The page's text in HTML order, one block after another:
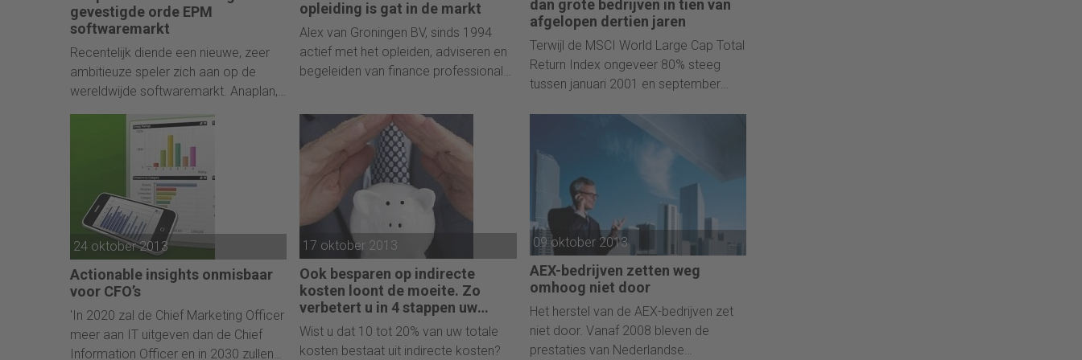
curatorium-expert verbonden is.
curatorium-expert verbonden is.
gevestigde orde EPM
softwaremarkt
Recentelijk diende een nieuwe, zeer
ambitieuze speler zich aan op de
wereldwijde softwaremarkt. Anaplan,
een cloud en in-memory gebaseerd
systeem voor finance & operations
planning, gaat met vol vertrouwen de
strijd aan met gevestigde grote ERP-
leveranciers. Wat onderscheid
Anaplan? Een gesprek met Frederic
Laluyaux (President & CEO) en Marco
van Oosterhout (Managing Director
van Anaplan Benelux).
opleiding is gat in de markt
Alex van Groningen BV, sinds 1994
actief met het opleiden, adviseren en
begeleiden van finance professionals,
schreeuwende behoefte in het
bedrijfsleven. De behoefte aan finance
professionals met sense for business.
De behoefte aan business controllers.
dan grote bedrijven in tien van
afgelopen dertien jaren
Terwijl de MSCI World Large Cap Total
Return Index ongeveer 80% steeg
tussen januari 2001 en september
corresponderende Small-Cap Index in
2007-08 en in 2011 deden zogeheten
large caps het beter dan kleine.
24 oktober 2013
Actionable insights onmisbaar
voor CFO’s
'In 2020 zal de Chief Marketing Officer
meer aan IT uitgeven dan de Chief
Information Officer en in 2030 zullen
17 oktober 2013
Ook besparen op indirecte
kosten loont de moeite. Zo
verbetert u in 4 stappen uw
bedrijfsresultaat!
Wist u dat 10 tot 20% van uw totale
kosten bestaat uit indirecte kosten?
09 oktober 2013
AEX-bedrijven zetten weg
omhoog niet door
Het herstel van de AEX-bedrijven zet
niet door. Vanaf 2008 bleven de
prestaties van Nederlandse